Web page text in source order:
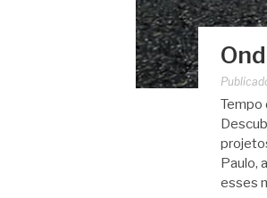
Tempo
Paulo,
esses